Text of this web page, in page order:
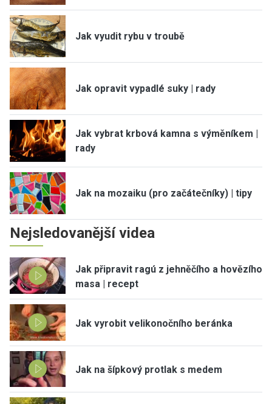
Jak vyudit rybu v troubě
Jak opravit vypadlé suky | rady
Jak vybrat krbová kamna s výměníkem |
rady
Jak na mozaiku (pro začátečníky) | tipy
Nejsledovanější videa
Jak připravit ragú z jehněčího a hovězího
masa | recept
Jak vyrobit velikonočního beránka
Jak na šípkový protlak s medem